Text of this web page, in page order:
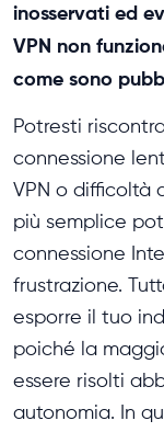
inosservati ed
VPN non
come sono
Potresti
connessione
VPN o difficoltà
più semplice
connessione
frustrazione.
esporre il tuo
poiché la
essere risolti
autonomia. In